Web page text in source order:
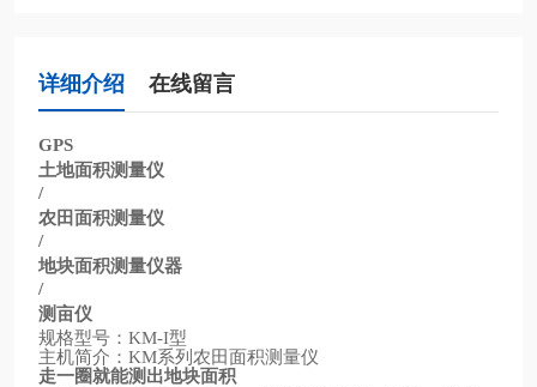
详细介绍 在线留言
GPS
土地面积测量仪
/
农田面积测量仪
/
地块面积测量仪器
/
测亩仪
规格型号： KM-I型
主机简介： KM系列农田面积测量仪
走一圈就能测出地块面积